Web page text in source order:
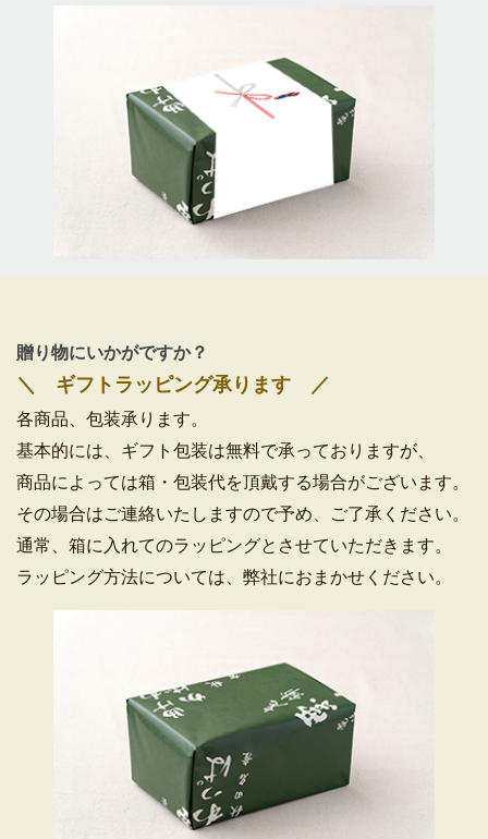
贈り物にいかがですか？
＼ ギフトラッピング承ります ／
各商品、包装承ります。
基本的には、ギフト包装は無料で承っておりますが、
商品によっては箱・包装代を頂戴する場合がございます。
その場合はご連絡いたしますので予め、ご了承ください。
通常、箱に入れてのラッピングとさせていただきます。
ラッピング方法については、弊社におまかせください。